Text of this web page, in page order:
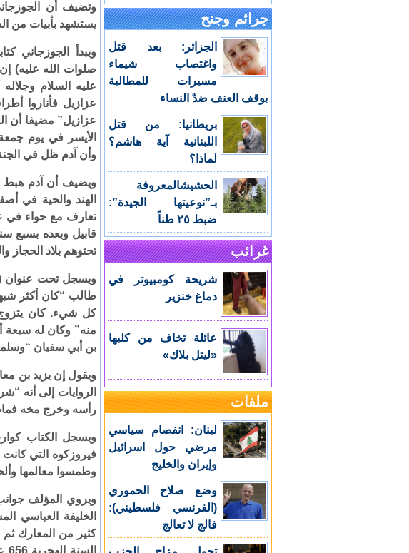
جرائم وجنح
الجزائر: بعد قتل
واغتصاب شيماء
مسيرات للمطالبة
بوقف العنف ضدّ النساء
بريطانيا: من قتل
اللبنانية آية هاشم؟
لماذا؟
الحشيشالمعروفة
بـ”نوعيتها الجيدة”:
ضبط ٢٥ طناً
غرائب
شريحة كومبيوتر في
دماغ خنزير
عائلة تخاف من كلبها
«ليتل بلاك»
ملفات
لبنان: انفصام سياسي
مرضي حول اسرائيل
وإيران والخليج
وضع صلاح الحموري
(الفرنسي فلسطيني):
فالج لا تعالج
وتضيف أن
يستشهد بأبيات من
ويبدأ الجوزجاني
صلوات الله عليه)
عليه السلام
عزازيل فأناروا
عزازيل” مضيفا أن
الأيسر في يوم
وأن آدم ظل في
ويضيف أن آدم هبط
الهند والحية في
تعارف مع حواء
قابيل وبعده بسبع
تحتوهم بلاد الحجاز
ويسجل تحت عنوان
طالب “كان أكثر
كل شيء. كان يتزوج
بن أبي سفيان
ويقول إن يزيد بن
الروايات إلى
رأسه وخرج مخه
ويسجل الكتاب
فيروزكوه التي
وطمسوا معالمها
كثير من المعارك